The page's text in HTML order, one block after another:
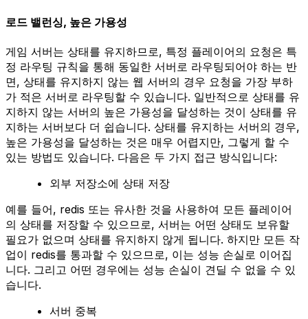
로드 밸런싱, 높은 가용성
게임 서버는 상태를 유지하므로, 특정 플레이어의 요청은 특
정 라우팅 규칙을 통해 동일한 서버로 라우팅되어야 하는 반
면, 상태를 유지하지 않는 웹 서버의 경우 요청을 가장 부하
가 적은 서버로 라우팅할 수 있습니다. 일반적으로 상태를 유
지하지 않는 서버의 높은 가용성을 달성하는 것이 상태를 유
지하는 서버보다 더 쉽습니다. 상태를 유지하는 서버의 경우,
높은 가용성을 달성하는 것은 매우 어렵지만, 그렇게 할 수
있는 방법도 있습니다. 다음은 두 가지 접근 방식입니다:
외부 저장소에 상태 저장
예를 들어, redis 또는 유사한 것을 사용하여 모든 플레이어
의 상태를 저장할 수 있으므로, 서버는 어떤 상태도 보유할
필요가 없으며 상태를 유지하지 않게 됩니다. 하지만 모든 작
업이 redis를 통과할 수 있으므로, 이는 성능 손실로 이어집
니다. 그리고 어떤 경우에는 성능 손실이 견딜 수 없을 수 있
습니다.
서버 중복